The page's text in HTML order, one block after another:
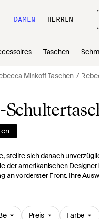
DAMEN HERREN
Taschen
Minkoff Taschen
stellte sich danach
der amerikanischen
an vorderster Front. Ihre
für ihre ganz besonderer
mit Nieten oder
Preis Farbe